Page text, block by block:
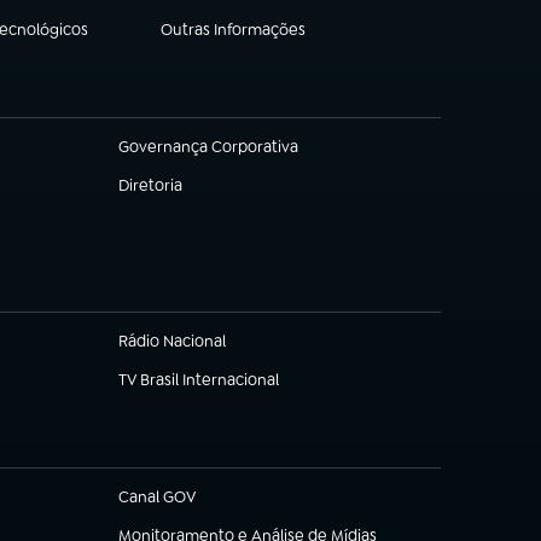
Outras Informações
(abre em nova aba)
Governança Corporativa
(abre em nova aba)
Diretoria
(abre em nova aba)
Rádio Nacional
TV Brasil Internacional
(abre em nova aba)
Canal GOV
(abre em nova aba)
Monitoramento e Análise de Mídias